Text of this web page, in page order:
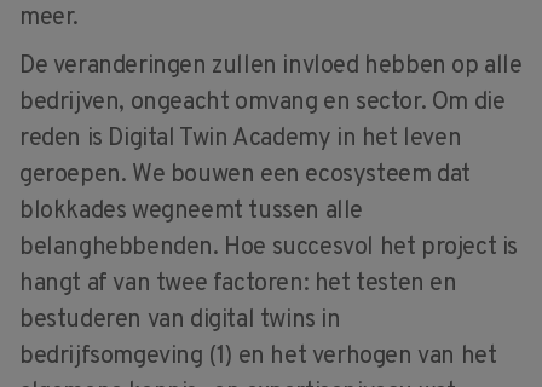
meer.
De veranderingen zullen invloed hebben op alle
bedrijven, ongeacht omvang en sector. Om die
reden is Digital Twin Academy in het leven
geroepen. We bouwen een ecosysteem dat
blokkades wegneemt tussen alle
belanghebbenden. Hoe succesvol het project is
hangt af van twee factoren: het testen en
bestuderen van digital twins in
bedrijfsomgeving (1) en het verhogen van het